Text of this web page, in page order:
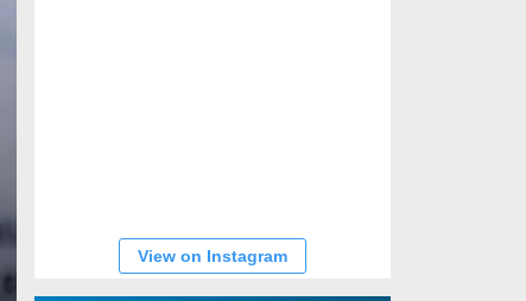
View on Instagram